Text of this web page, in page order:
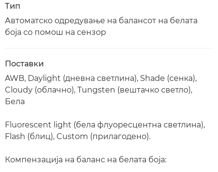
Тип
Автоматско одредување на балансот на белата
боја со помош на сензор
Поставки
AWB, Daylight (дневна светлина), Shade (сенка),
Cloudy (облачно), Tungsten (вештачко светло),
Бела
Fluorescent light (бела флуорeсцентна светлина),
Flash (блиц), Custom (прилагодено).
Компензација на баланс на белата боја: